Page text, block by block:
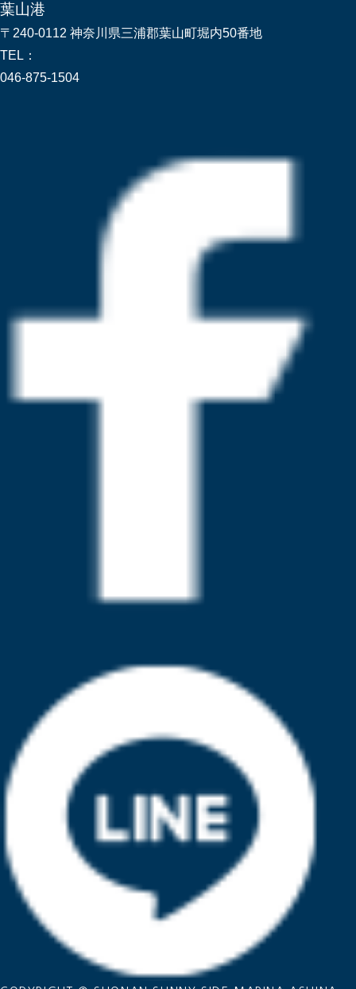
葉山港
〒240-0112 神奈川県三浦郡葉山町堀内50番地
TEL：
046-875-1504